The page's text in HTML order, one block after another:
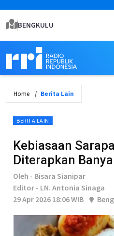
BENGKULU
Home Berita Lain
BERITA LAIN
Kebiasaan
Diterapkan
Oleh - Bisara Sianipar
Editor - LN. Antonia Sinaga
29 Apr 2026 18:06 WIB